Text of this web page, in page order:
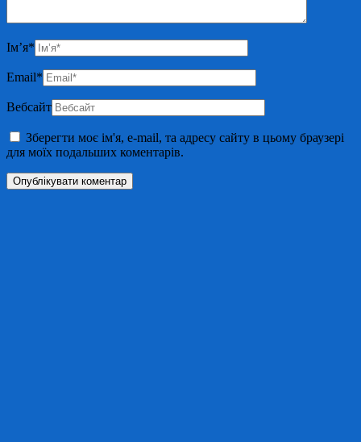
Ім’я*
Email*
Вебсайт
Зберегти моє ім'я, e-mail, та адресу сайту в цьому браузері
для моїх подальших коментарів.